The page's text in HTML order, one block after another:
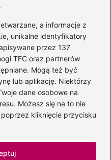
a informacje z
unikalne identyfikatory
przez 137
TFC oraz partnerów
Mogą też być
lub aplikację. Niektórzy
dane osobowe na
Możesz się na to nie
kliknięcie przycisku
książki autora
które
przeczytać
magiczny
książki napisał